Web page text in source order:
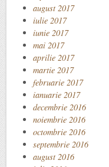
august 2017
iulie 2017
iunie 2017
mai 2017
aprilie 2017
martie 2017
februarie 2017
ianuarie 2017
decembrie 2016
noiembrie 2016
octombrie 2016
septembrie 2016
august 2016